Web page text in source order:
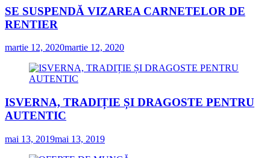
SE SUSPENDĂ VIZAREA CARNETELOR DE
RENTIER
martie 12, 2020martie 12, 2020
ISVERNA, TRADIȚIE ȘI DRAGOSTE PENTRU
AUTENTIC
mai 13, 2019mai 13, 2019